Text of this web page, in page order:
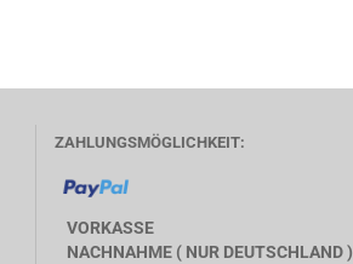
ZAHLUNGSMÖGLICHKEIT:
VORKASSE
NACHNAHME ( NUR DEUTSCHLAND )